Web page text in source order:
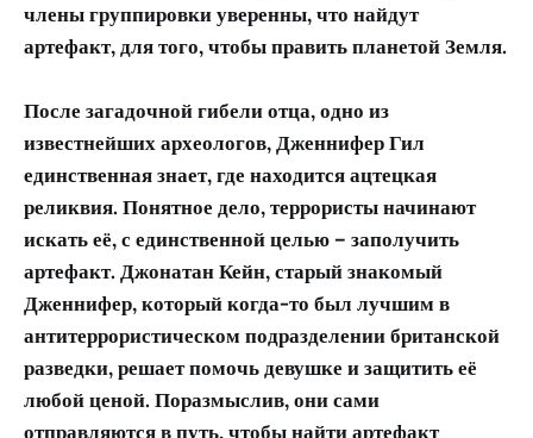
члены группировки уверенны, что найдут
артефакт, для того, чтобы править планетой Земля.
После загадочной гибели отца, одно из
известнейших археологов, Дженнифер Гил
единственная знает, где находится ацтецкая
реликвия. Понятное дело, террористы начинают
искать её, с единственной целью – заполучить
артефакт. Джонатан Кейн, старый знакомый
Дженнифер, который когда-то был лучшим в
антитеррористическом подразделении британской
разведки, решает помочь девушке и защитить её
любой ценой. Поразмыслив, они сами
отправляются в путь, чтобы найти артефакт